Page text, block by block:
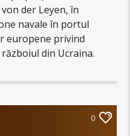
der Leyen, în
navale în portul
europene privind
din Ucraina.
0